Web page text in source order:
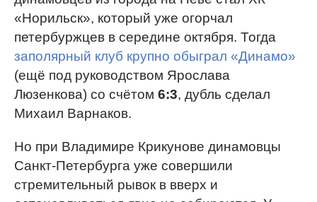
«Норильск», который уже огорчал
петербуржцев в середине октября. Тогда
заполярный клуб крупно обыграл «Динамо»
(ещё под руководством Ярослава
Люзенкова) со счётом 6:3, дубль сделал
Михаил Варнаков.
Но при Владимире Крикунове динамовцы
Санкт-Петербурга уже совершили
стремительный рывок в вверх и